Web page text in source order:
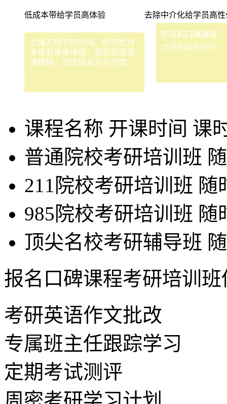
低成本带给学员高体验
上课方便节约时间，研究生对
考研有亲身体验，和学员无沟
通障碍，交流成本几乎为零
去除中介化给学员高
学员和口碑课程
之间不存在中介
课程名称 开课时间 课
普通院校考研培训班
211院校考研培训班 随
985院校考研培训班 随
顶尖名校考研辅导班
报名口碑课程考研培训
考研英语作文批改
专属班主任跟踪学习
定期考试测评